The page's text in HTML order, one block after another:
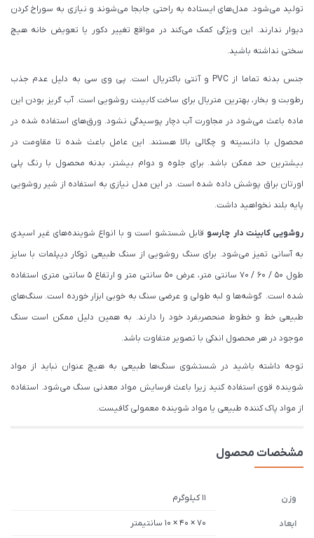
تولید می‌شود. مدل‌های ایستاده به راحتی جابجا می‌شوند و نیازی به سوراخ کردن
دیوار ندارند. این ویژگی کمک می‌کند در مواقع تغییر دکور یا تعویض خانه هیچ
سختی نداشته باشید.
جنس بدنه تماما از PVC و آنتی باکتریال است. پی وی سی به دلیل عدم جذب
رطوبت و بخار، بهترین متریال برای ساخت کابینت روشویی است. آب گریز بودن این
ماده باعث می‌شود در مجاورت آب دچار پوسیدگی نشود. ورق‌های استفاده شده در
محصول با دانسیته و چگالی بالا هستند. این عامل باعث شده تا مقاومت در
بیشترین حد ممکن باشد. برای جلوه و دوام بیشتر، بدنه محصول با رنگ پلی
اورتان براق پوشش داده شده است. در این مدل نیازی به استفاده از شیر روشویی
پایه بلند نخواهید داشت.
روشویی کابینت دار چارسو قابل شستشو است و با انواع شوینده‌های غیر اسیدی
به آسانی تمیز می‌شود. برای سنگ روشویی از سنگ طبیعی توکار دیپلمات با سایز
طول 50 / 60 / 70 سانتی متر، عرض 50 سانتی متر و ارتفاع 5 سانتی متری استفاده
شده است. گوشه‌ها و لبه طولی و عرضی سنگ به خوبی ابزار خورده است. سنگ‌های
طبیعی خط و خطوط منحصربفرد خود را دارند. به همین دلیل ممکن است سنگ
موجود در هر محصول اندکی با تصویر متفاوت باشد.
توجه داشته باشید در شستشوی سنگ‌ها طبیعی به هیچ عنوان نباید از مواد
شوینده قوی استفاده کنید زیرا باعث فرسایش مواد معدنی سنگ می‌شود. استفاده
از مواد پاک کننده طبیعی یا مواد شوینده معمولی کافیست.
مشخصات محصول
وزن 11 کیلوگرم
ابعاد 70 × 40 × 10 سانتیمتر